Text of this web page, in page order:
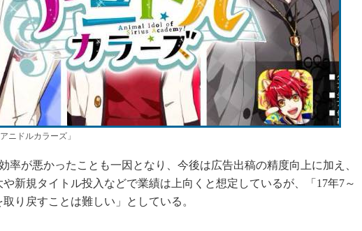
ニドルカラーズ」
率が悪かったことも一因となり、今後は広告出稿の精度向上に加え、
新規タイトル投入などで業績は上向くと想定しているが、「17年7～
り戻すことは難しい」としている。